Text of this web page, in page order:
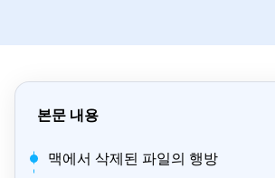
본문 내용
맥에서 삭제된 파일의 행방